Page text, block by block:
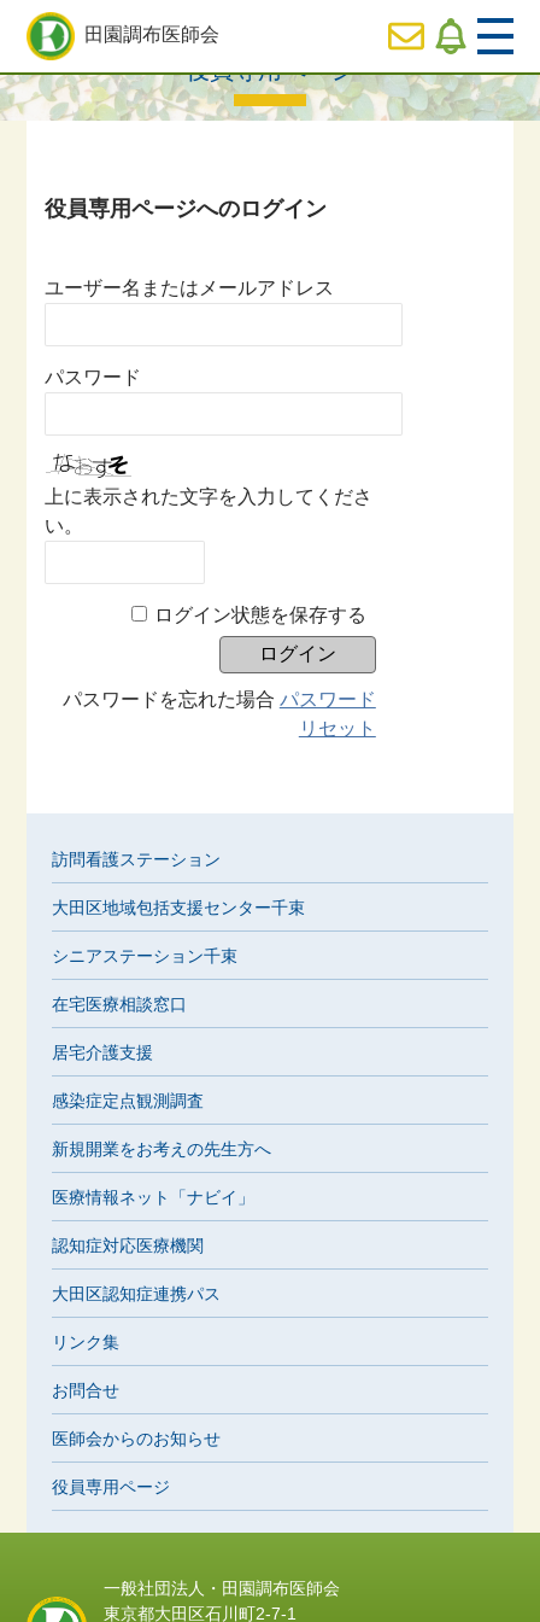
田園調布医師会
  HOME
  役員専用ページ
HOME>
役員専用ページ
ユーザー名またはメールアドレス
パスワード
上に表示された文字を入力してくださ
い。
ログイン状態を保存する
パスワードを忘れた場合 パスワード
リセット
訪問看護ステーション
大田区地域包括支援センター千束
シニアステーション千束
在宅医療相談窓口
居宅介護支援
感染症定点観測調査
新規開業をお考えの先生方へ
医療情報ネット「ナビイ」
認知症対応医療機関
大田区認知症連携パス
リンク集
お問合せ
医師会からのお知らせ
役員専用ページ
一般社団法人・田園調布医師会
東京都大田区石川町2-7-1